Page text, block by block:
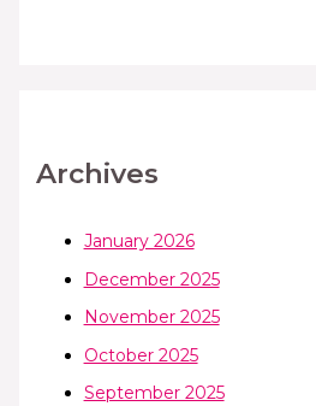
Archives
January 2026
December 2025
November 2025
October 2025
September 2025